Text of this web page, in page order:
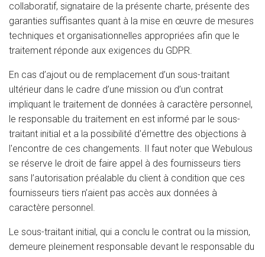
collaboratif, signataire de la présente charte, présente des
garanties suffisantes quant à la mise en œuvre de mesures
techniques et organisationnelles appropriées afin que le
traitement réponde aux exigences du GDPR.
En cas d’ajout ou de remplacement d’un sous-traitant
ultérieur dans le cadre d’une mission ou d’un contrat
impliquant le traitement de données à caractère personnel,
le responsable du traitement en est informé par le sous-
traitant initial et a la possibilité d'émettre des objections à
l'encontre de ces changements. Il faut noter que Webulous
se réserve le droit de faire appel à des fournisseurs tiers
sans l’autorisation préalable du client à condition que ces
fournisseurs tiers n’aient pas accès aux données à
caractère personnel.
Le sous-traitant initial, qui a conclu le contrat ou la mission,
demeure pleinement responsable devant le responsable du